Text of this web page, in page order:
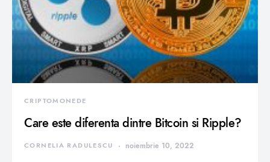
CRIPTOMONEDE
Care este diferenta dintre Bitcoin si Ripple?
CORNELIA RADULESCU noiembrie 10, 2022